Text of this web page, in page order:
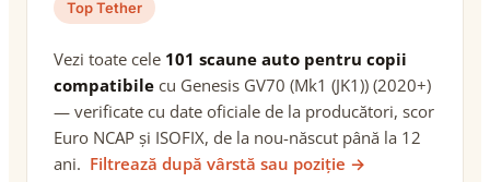
Top Tether
Vezi toate cele 101 scaune auto pentru copii
compatibile cu Genesis GV70 (Mk1 (JK1)) (2020+)
— verificate cu date oficiale de la producători, scor
Euro NCAP și ISOFIX, de la nou-născut până la 12
ani. Filtrează după vârstă sau poziție →